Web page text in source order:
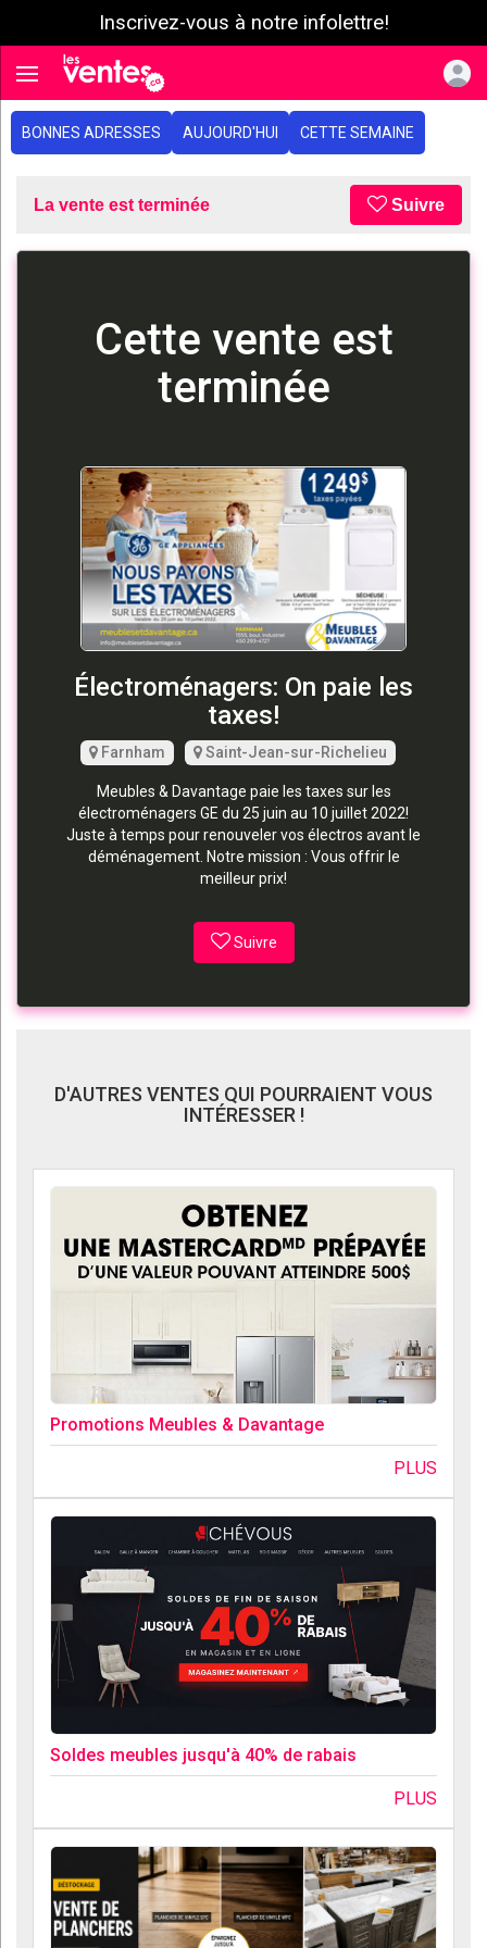
Inscrivez-vous à notre infolettre!
Toggle navigation
BONNES ADRESSES AUJOURD'HUI CETTE SEMAINE
La vente est terminée Suivre
Cette vente est
terminée
Électroménagers: On paie les
taxes!
Farnham Saint-Jean-sur-Richelieu
Meubles & Davantage paie les taxes sur les
électroménagers GE du 25 juin au 10 juillet 2022!
Juste à temps pour renouveler vos électros avant le
déménagement. Notre mission : Vous offrir le
meilleur prix!
Suivre
D'AUTRES VENTES QUI POURRAIENT VOUS
INTÉRESSER !
Promotions Meubles & Davantage
PLUS
Soldes meubles jusqu'à 40% de rabais
PLUS